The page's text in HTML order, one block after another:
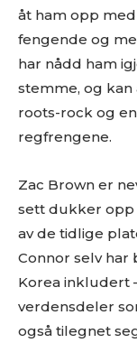
åt ham opp
fengende og
har nådd ham
stemme, og
roots-rock og
regfrengene.
Zac Brown er
sett dukker opp
av de tidlige
Connor selv har
Korea inkludert
verdensdeler
også tilegnet